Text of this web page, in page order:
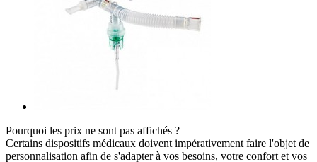
Pourquoi les prix ne sont pas affichés ?
Certains dispositifs médicaux doivent impérativement faire l'objet de
personnalisation afin de s'adapter à vos besoins, votre confort et vos